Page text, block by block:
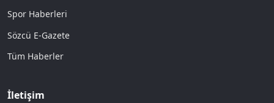
Spor Haberleri
Sözcü E-Gazete
Tüm Haberler
İletişim